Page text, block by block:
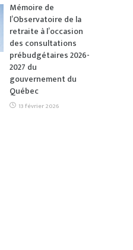
Mémoire de
l’Observatoire de la
retraite à l’occasion
des consultations
prébudgétaires 2026-
2027 du
gouvernement du
Québec
13 février 2026